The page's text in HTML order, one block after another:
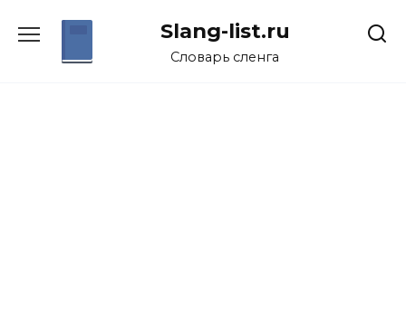
Slang-list.ru
Словарь сленга